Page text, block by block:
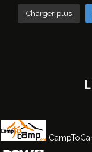
Charger plus